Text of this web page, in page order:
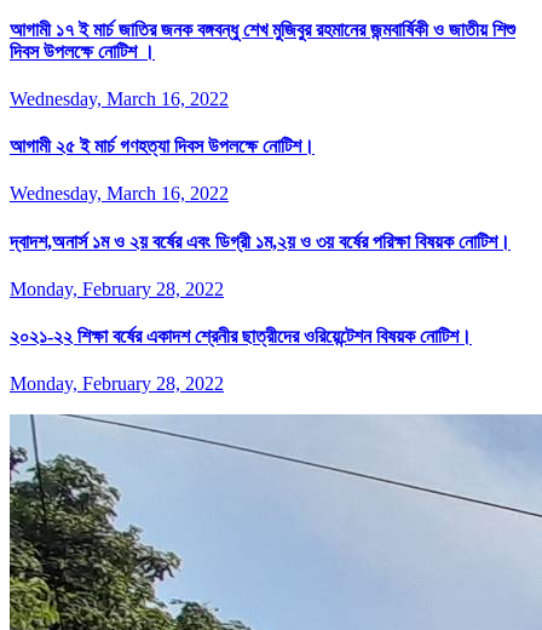
আগামী ১৭ ই মার্চ জাতির জনক বঙ্গবন্ধু শেখ মুজিবুর রহমানের জন্মবার্ষিকী ও জাতীয় শিশু
দিবস উপলক্ষে নোটিশ ।
Wednesday, March 16, 2022
আগামী ২৫ ই মার্চ গণহত্যা দিবস উপলক্ষে নোটিশ।
Wednesday, March 16, 2022
দ্বাদশ,অনার্স ১ম ও ২য় বর্ষের এবং ডিগ্রী ১ম,২য় ও ৩য় বর্ষের পরিক্ষা বিষয়ক নোটিশ।
Monday, February 28, 2022
২০২১-২২ শিক্ষা বর্ষের একাদশ শ্রেনীর ছাত্রীদের ওরিয়েন্টেশন বিষয়ক নোটিশ।
Monday, February 28, 2022